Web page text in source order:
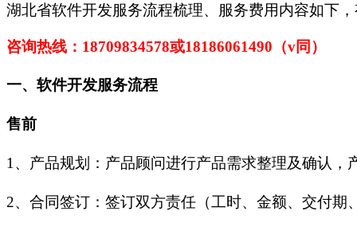
湖北省软件开发服务流程梳理、服务费用内容如下
咨询热线： 18709834578或18186061490 （v同）
一、 软件开发服务流程
售前
1、产品规划：产品顾问进行产品需求整理及确认，
2、合同签订：签订双方责任（工时、金额、交付期